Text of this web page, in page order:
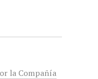
la Compañía